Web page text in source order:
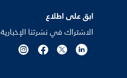
ابق على اطلاع
الاشتراك في نشرتنا الإخبارية